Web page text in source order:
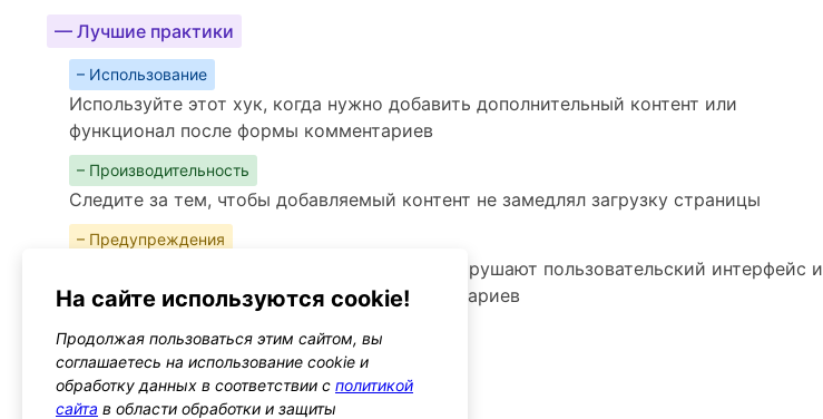
— Лучшие практики
– Использование
Используйте этот хук, когда нужно добавить дополнительный контент или
функционал после формы комментариев
– Производительность
Следите за тем, чтобы добавляемый контент не замедлял загрузку страницы
– Предупреждения
Убедитесь, что добавляемые элементы не нарушают пользовательский интерфейс и
не отвлекают от основной функции комментариев
Альтернативы
comment_form_before
Тип: action
На сайте используются cookie!
Продолжая пользоваться этим сайтом, вы
соглашаетесь на использование cookie и
обработку данных в соответствии с политикой
сайта в области обработки и защиты